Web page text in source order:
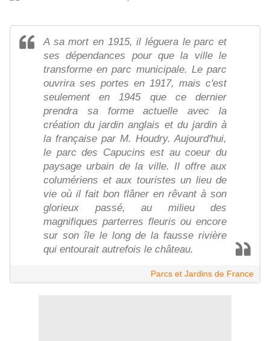
A sa mort en 1915, il léguera le parc et
ses dépendances pour que la ville le
transforme en parc municipale. Le parc
ouvrira ses portes en 1917, mais c'est
seulement en 1945 que ce dernier
prendra sa forme actuelle avec la
création du jardin anglais et du jardin à
la française par M. Houdry. Aujourd'hui,
le parc des Capucins est au coeur du
paysage urbain de la ville. Il offre aux
columériens et aux touristes un lieu de
vie où il fait bon flâner en rêvant à son
glorieux passé, au milieu des
magnifiques parterres fleuris ou encore
sur son île le long de la fausse rivière
qui entourait autrefois le château.
Parcs et Jardins de France